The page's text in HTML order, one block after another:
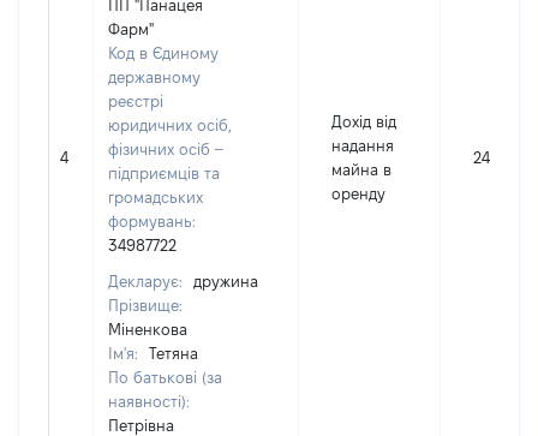
4
ПП "Панацея
Фарм"
Код в Єдиному
державному
реєстрі
юридичних осіб,
фізичних осіб –
підприємців та
громадських
формувань:
34987722
Декларує:
дружина
Прізвище:
Міненкова
Ім'я:
Тетяна
По батькові (за
наявності):
Петрівна
Дохід від
надання
майна в
оренду
24005